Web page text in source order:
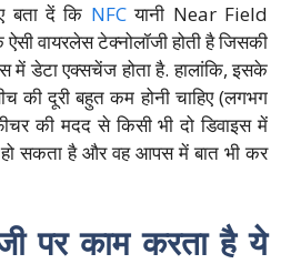
बता दें कि NFCयानी Near Field
वायरलेस टेक्नोलॉजी होती है जिसकी
में डेटा एक्सचेंज होता है. हालांकि, इसके
की दूरी बहुत कम होनी चाहिए (लगभग
की मदद से किसी भी दो डिवाइस में
सकता है और वह आपस में बात भी कर
पर काम करता है ये